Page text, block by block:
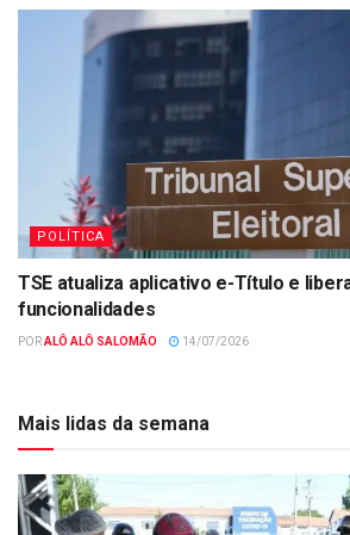
POLÍTICA
TSE atualiza aplicativo e-Título e
funcionalidades
PORALÔ ALÔ SALOMÃO 14/07/2026
Mais lidas da semana